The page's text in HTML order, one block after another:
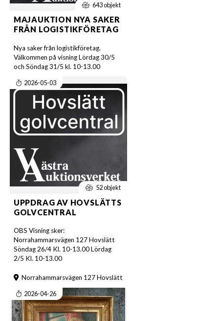
643 objekt
MAJAUKTION NYA SAKER
FRÅN LOGISTIKFÖRETAG
Nya saker från logistikföretag.
Välkommen på visning Lördag 30/5
och Söndag 31/5 kl. 10-13.00
2026-05-03
52 objekt
UPPDRAG AV HOVSLÄTTS
GOLVCENTRAL
OBS Visning sker:
Norrahammarsvägen 127 Hovslätt
Söndag 26/4 Kl. 10-13.00 Lördag
2/5 Kl. 10-13.00
Norrahammarsvägen 127 Hovslätt
2026-04-26